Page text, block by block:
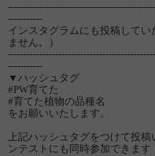
-----------
インスタグラムにも投稿して
ません。）
-----------
▼ハッシュタグ
#PW育てた
#育てた植物の品種名
をお願いいたします。
上記ハッシュタグをつけて投
ンテストにも同時参加できます